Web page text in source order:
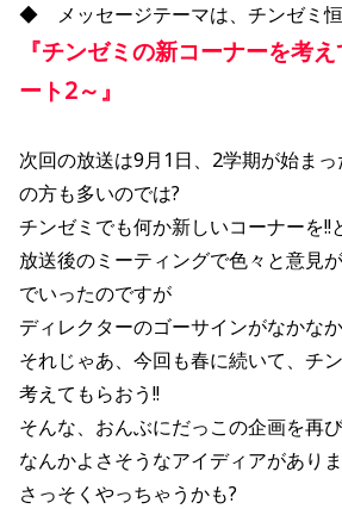
◆ メッセージテーマは、チンゼミ
『チンゼミの新コーナーを考
ート2～』
次回の放送は9月1日、2学期が始ま
の方も多いのでは?
チンゼミでも何か新しいコーナーを!!
放送後のミーティングで色々と意見
でいったのですが
ディレクターのゴーサインがなかな
それじゃあ、今回も春に続いて、チ
考えてもらおう!!
そんな、おんぶにだっこの企画を再
なんかよさそうなアイディアがあり
さっそくやっちゃうかも?